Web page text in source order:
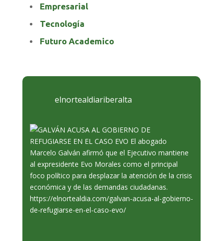
Empresarial
Tecnología
Futuro Academico
elnortealdiariberalta